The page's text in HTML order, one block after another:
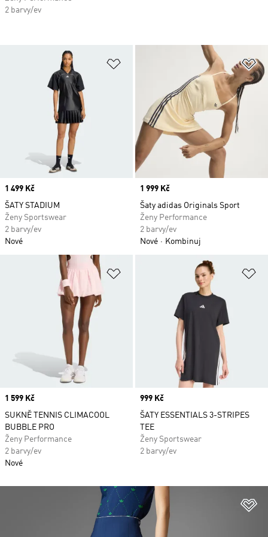
Přidat do seznamu přání
Price
1 499 Kč
ŠATY STADIUM
Ženy Sportswear
2 barvy/ev
Nové
Price
1 999 Kč
Šaty adidas Originals Sport
Ženy Performance
2 barvy/ev
Nové
Kombinuj
Přidat do seznamu přání
Price
1 599 Kč
SUKNĚ TENNIS CLIMACOOL
BUBBLE PRO
Ženy Performance
2 barvy/ev
Nové
Price
999 Kč
ŠATY ESSENTIALS 3-STRIPES
TEE
Ženy Sportswear
2 barvy/ev
2 barvy/ev